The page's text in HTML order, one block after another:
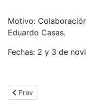
Motivo:
Eduardo Casas.
Fechas: 2 y 3 de
Previous article: Misión
Prev